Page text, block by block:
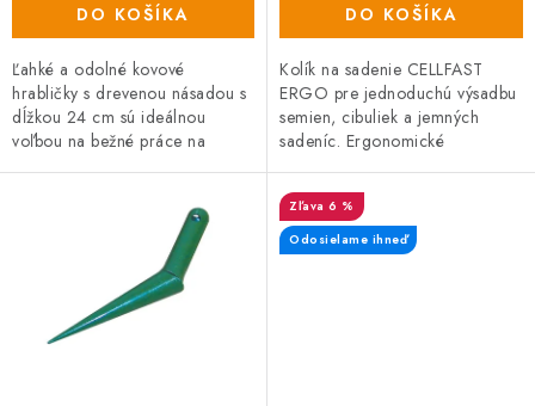
DO KOŠÍKA
Ľahké a odolné kovové
hrabličky s drevenou násadou s
dĺžkou 24 cm sú ideálnou
voľbou na bežné práce na
DO KOŠÍKA
Kolík na sadenie CELLFAST
ERGO pre jednoduchú výsadbu
semien, cibuliek a jemných
sadeníc. Ergonomické
trvanlivé, jednoducho
použiteľné, jednoduchá...
6 %
Odosielame ihneď